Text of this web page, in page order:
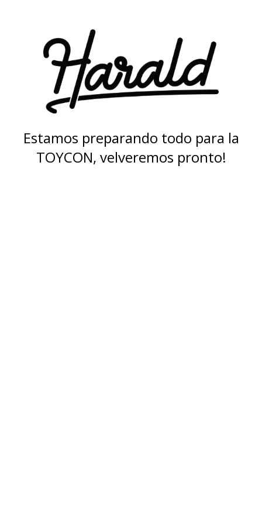
Estamos preparando todo para la
TOYCON, velveremos pronto!